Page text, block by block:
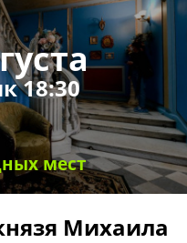
18:30
мест
Михаила